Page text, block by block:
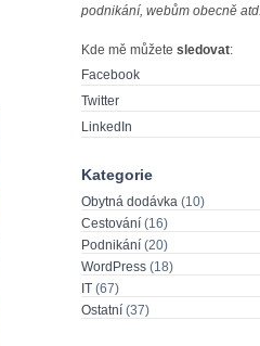
podnikání, webům obecně atd.
Kde mě můžete sledovat:
Facebook
Twitter
LinkedIn
Kategorie
Obytná dodávka (10)
Cestování (16)
Podnikání (20)
WordPress (18)
IT (67)
Ostatní (37)